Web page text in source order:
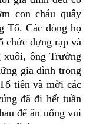
con cháu quây
Tổ. Các dòng họ
chức dựng rạp và
ông Trưởng
gia đình trong
tiên và mời các
đã đi hết tuần
để ăn uống vui